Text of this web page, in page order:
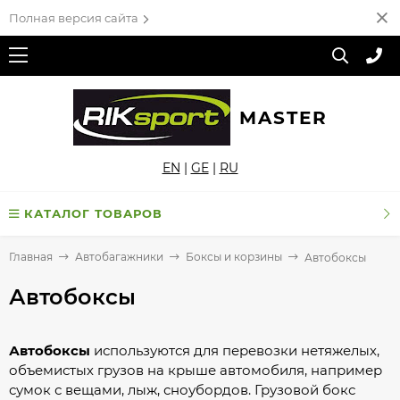
Полная версия сайта
MASTER
EN | GE| RU
КАТАЛОГ ТОВАРОВ
Главная Автобагажники Боксы и корзины Автобоксы
Автобоксы
Автобоксы используются для перевозки нетяжелых,
объемистых грузов на крыше автомобиля, например
сумок с вещами, лыж, сноубордов. Грузовой бокс